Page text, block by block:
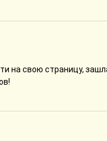
на свою страницу,